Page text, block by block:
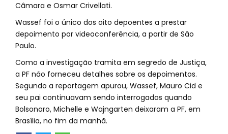
Câmara e Osmar Crivellati.
Wassef foi o único dos oito depoentes a prestar
depoimento por videoconferência, a partir de São
Paulo.
Como a investigação tramita em segredo de Justiça,
a PF não forneceu detalhes sobre os depoimentos.
Segundo a reportagem apurou, Wassef, Mauro Cid e
seu pai continuavam sendo interrogados quando
Bolsonaro, Michelle e Wajngarten deixaram a PF, em
Brasília, no fim da manhã.